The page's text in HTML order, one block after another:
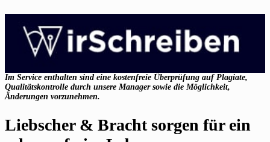
Im Service enthalten sind eine kostenfreie Überprüfung auf Plagiate,
Qualitätskontrolle durch unsere Manager sowie die Möglichkeit,
Änderungen vorzunehmen.
Liebscher & Bracht sorgen für ein